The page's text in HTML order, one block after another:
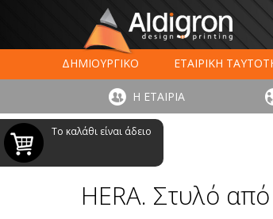
ΔΗΜΙΟΥΡΓΙΚΟ ΕΤΑΙΡΙΚΗ
ΕΚΤΥΠΩΣΗ ΣΥΣΚΕΥΑΣΙΑΣ
LARGE
Η ΕΤΑΙΡΙΑ
Το καλάθι είναι άδειο
HERA. Στυλό